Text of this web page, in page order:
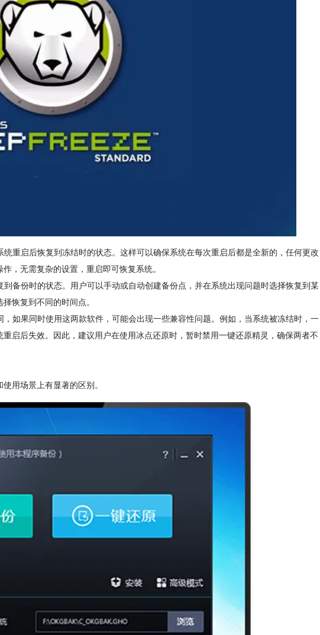
统重启后恢复到冻结时的状态。这样可以确保系统在每次重启后都是全新的，任何更改
，无需复杂的设置，重启即可恢复系统。
备份时的状态。用户可以手动或自动创建备份点，并在系统出现问题时选择恢复到某
恢复到不同的时间点。
如果同时使用这两款软件，可能会出现一些兼容性问题。例如，当系统被冻结时，一
启后失效。因此，建议用户在使用冰点还原时，暂时禁用一键还原精灵，确保两者不
用场景上有显著的区别。